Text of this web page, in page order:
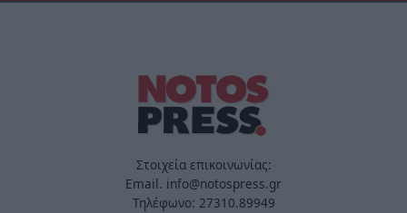
Στοιχεία επικοινωνίας:
Email. info@notospress.gr
Τηλέφωνο: 27310.89949